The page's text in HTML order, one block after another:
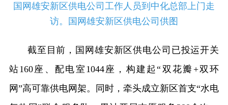
国网雄安新区供电公司工作人员到中化总部上门走
访。国网雄安新区供电公司供图
截至目前，国网雄安新区供电公司已投运开关
站160座、配电室1044座，构建起“双花瓣+双环
网”高可靠供电网架。同时，牵头成立新区首支“水电